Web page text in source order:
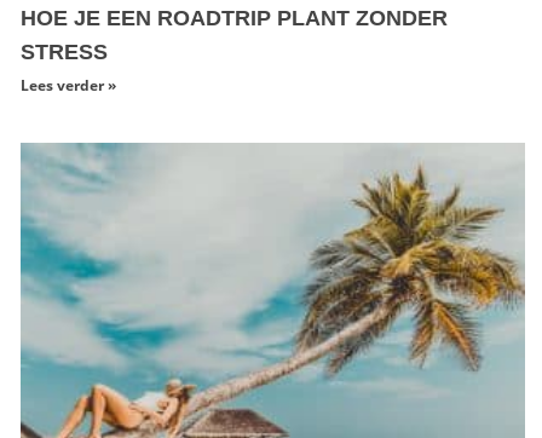
HOE JE EEN ROADTRIP PLANT ZONDER
STRESS
Lees verder »